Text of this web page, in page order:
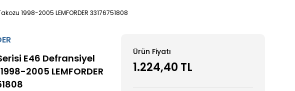
1998-2005 LEMFORDER 33176751808
E46 Defransiyel
2005 LEMFORDER
Ürün Fiyatı
1.224,40 TL